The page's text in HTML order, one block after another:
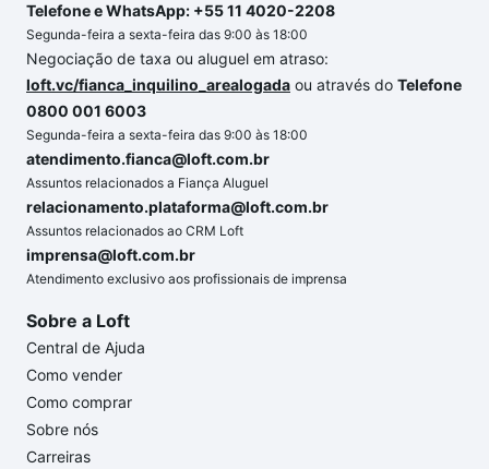
Telefone e WhatsApp: +55 11 4020-2208
Segunda-feira a sexta-feira das 9:00 às 18:00
Negociação de taxa ou aluguel em atraso:
loft.vc/fianca_inquilino_arealogada ou através do Telefone
0800 001 6003
Segunda-feira a sexta-feira das 9:00 às 18:00
atendimento.fianca@loft.com.br
Assuntos relacionados a Fiança Aluguel
relacionamento.plataforma@loft.com.br
Assuntos relacionados ao CRM Loft
imprensa@loft.com.br
Atendimento exclusivo aos profissionais de imprensa
Sobre a Loft
Central de Ajuda
Como vender
Como comprar
Sobre nós
Carreiras